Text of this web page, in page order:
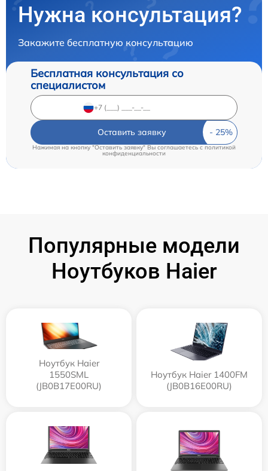
Нужна консультация?
Закажите бесплатную консультацию
Бесплатная консультация со
специалистом
Оставить заявку
Нажимая на кнопку "Оставить заявку" Вы соглашаетесь cполитикой
конфиденциальности
Популярные модели
Ноутбуков Haier
Ноутбук Haier
1550SML
(JB0B17E00RU)
Ноутбук Haier 1400FM
(JB0B16E00RU)